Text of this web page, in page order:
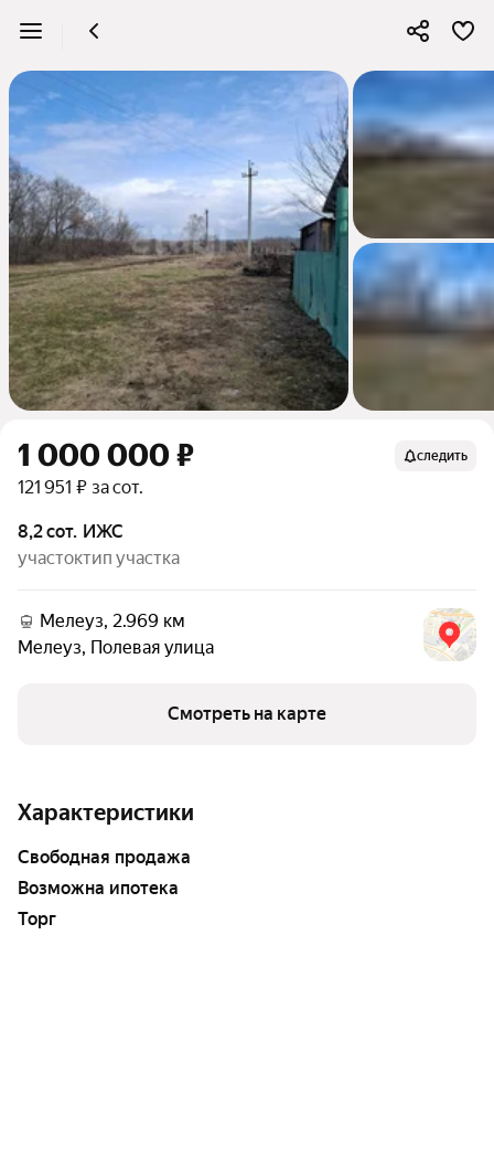
1 000 000 ₽ следить
121 951 ₽ за сот.
8,2 сот.
участок
ИЖС
тип участка
Мелеуз, 2.969 км
Мелеуз, Полевая улица
Смотреть на карте
Характеристики
свободная продажа
возможна ипотека
Торг